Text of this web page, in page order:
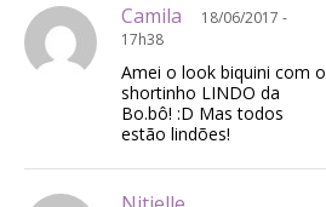
Camila
18/06/2017 -
17h38
Amei o look biquini com o
shortinho LINDO da
Bo.bô! :D Mas todos
estão lindões!